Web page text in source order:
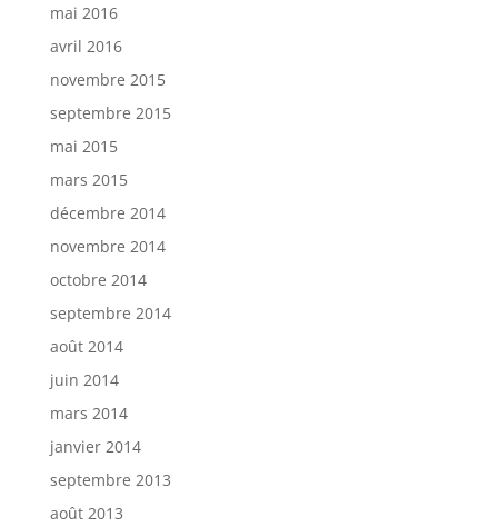
mai 2016
avril 2016
novembre 2015
septembre 2015
mai 2015
mars 2015
décembre 2014
novembre 2014
octobre 2014
septembre 2014
août 2014
juin 2014
mars 2014
janvier 2014
septembre 2013
août 2013